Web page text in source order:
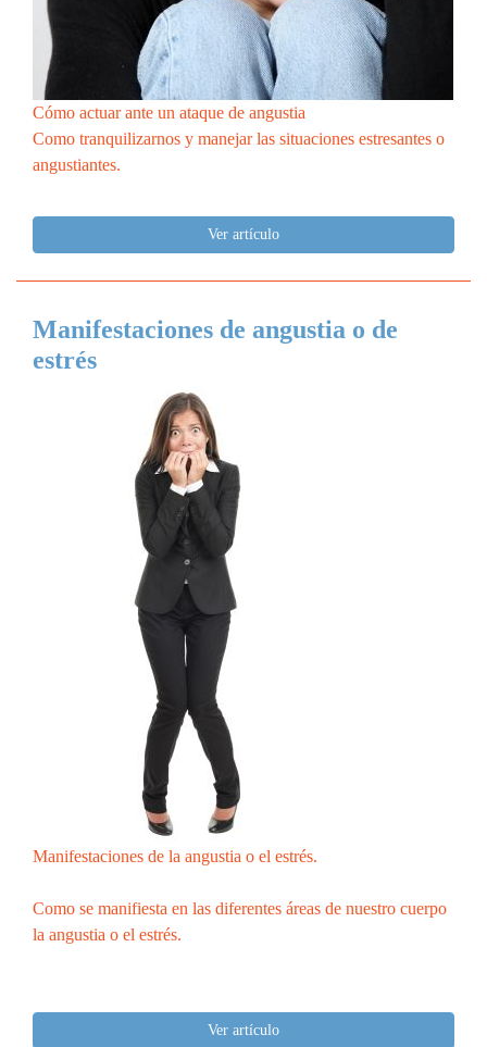
Cómo actuar ante un ataque de angustia
Como tranquilizarnos y manejar las situaciones estresantes o
angustiantes.
Ver artículo
Manifestaciones de angustia o de
estrés
Manifestaciones de la angustia o el estrés.
Como se manifiesta en las diferentes áreas de nuestro cuerpo
la angustia o el estrés.
Ver artículo